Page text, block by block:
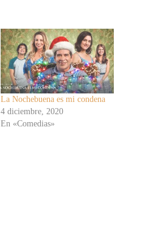
La Nochebuena es mi condena
4 diciembre, 2020
En «Comedias»